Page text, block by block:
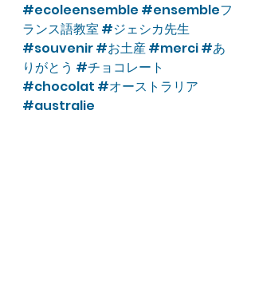
#ecoleensemble #ensembleフ
ランス語教室#ジェシカ先生
#souvenir#お土産#merci#あ
りがとう #チョコレート
#chocolat #オーストラリア
#australie